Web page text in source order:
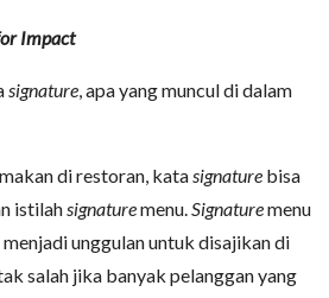
Impact
signature, apa yang muncul di dalam
di restoran, katasignature bisa
istilahsignaturemenu.Signaturemenu
menjadi unggulan untuk disajikan di
salah jika banyak pelanggan yang